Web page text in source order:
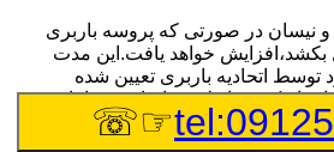
و نیسان در صورتی که پروسه باربری
خواهد یافت.این مدت
توسط اتحادیه باربری تعیین شده
جغرافیایی مبدا یا حجم
افزایش مدت زمان بارگیری و باربری
باربری را در پی خواهند داشت.
☞☏